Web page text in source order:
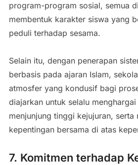
program-program sosial, semua
membentuk karakter siswa yang
peduli terhadap sesama.
Selain itu, dengan penerapan
berbasis pada ajaran Islam,
atmosfer yang kondusif bagi
diajarkan untuk selalu
menjunjung tinggi kejujuran, serta
kepentingan bersama di atas
7. Komitmen terhadap